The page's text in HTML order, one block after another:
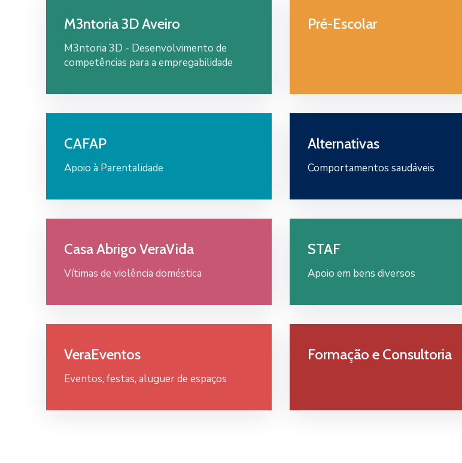
M3ntoria 3D Aveiro
M3ntoria 3D - Desenvolvimento de
competências para a empregabilidade
Pré-Escolar
CAFAP
Apoio à Parentalidade
Alternativas
Comportamentos saudáveis
Casa Abrigo VeraVida
Vítimas de violência doméstica
STAF
Apoio em bens diversos
VeraEventos
Eventos, festas, aluguer de espaços
Formação e Consultoria